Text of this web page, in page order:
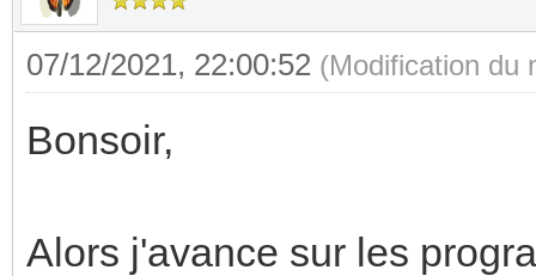
07/12/2021, 22:00:52 (Modification du
Bonsoir,
Alors j'avance sur les